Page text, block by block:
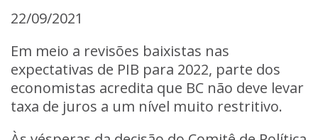
22/09/2021
Em meio a revisões baixistas nas
expectativas de PIB para 2022, parte dos
economistas acredita que BC não deve levar
taxa de juros a um nível muito restritivo.